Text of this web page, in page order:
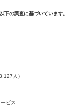
下の調査に基づいています。
人）
ビス